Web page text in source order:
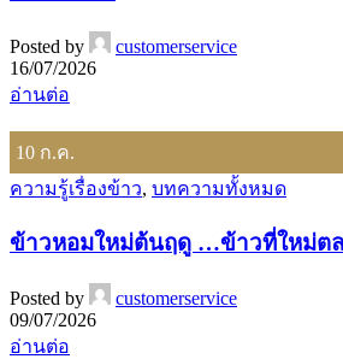
Posted by
customerservice
16/07/2026
อ่านต่อ
10 ก.ค.
ความรู้เรื่องข้าว, บทความทั้งหมด
ข้าวหอมใหม่ต้นฤดู …ข้าวที่ใหม่ต
Posted by
customerservice
09/07/2026
อ่านต่อ